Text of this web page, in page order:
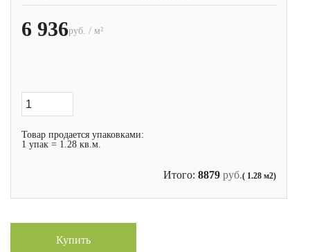
6 936руб. / м²
Товар продается упаковками:
1 упак = 1.28 кв.м.
Итого: 8879 руб.( 1.28 м2)
Купить